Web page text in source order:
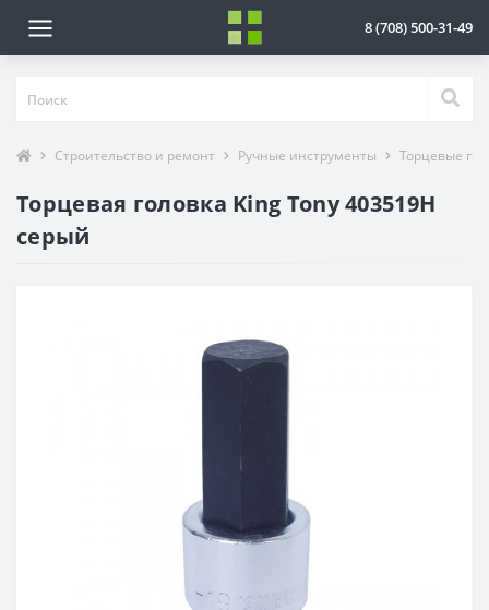
8 (708) 500-31-49
Строительство и ремонт Ручные инструменты Торцевые
Торцевая головка King Tony 403519H
серый